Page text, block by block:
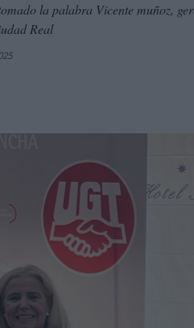
tomado la palabra Vicente muñoz,
Real